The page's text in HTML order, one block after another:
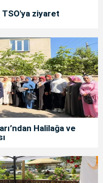
ziyaret
Halilağa ve